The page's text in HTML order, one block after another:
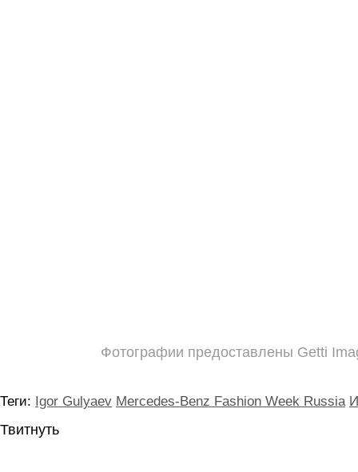
Фотографии предоставлены Getti
Теги: Igor Gulyaev Mercedes-Benz Fashion Week Russia
Твитнуть